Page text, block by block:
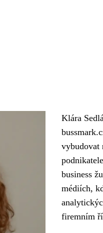
Klára
vybudovat
business
médiích,
firemním